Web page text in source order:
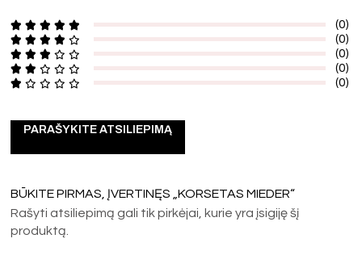
(0)
(0)
(0)
(0)
(0)
PARAŠYKITE ATSILIEPIMĄ
BŪKITE PIRMAS, ĮVERTINĘS „KORSETAS MIEDER“
Rašyti atsiliepimą gali tik pirkėjai, kurie yra įsigiję šį
produktą.